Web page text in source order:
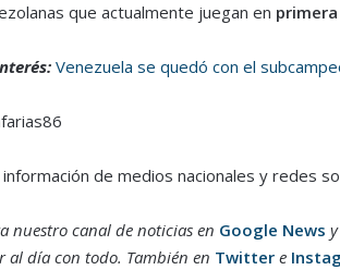
que actualmente juegan en
Venezuela se quedó con el
información de medios nacionales y redes
nuestro canal de noticias en Google News
al día con todo. También en Twittere